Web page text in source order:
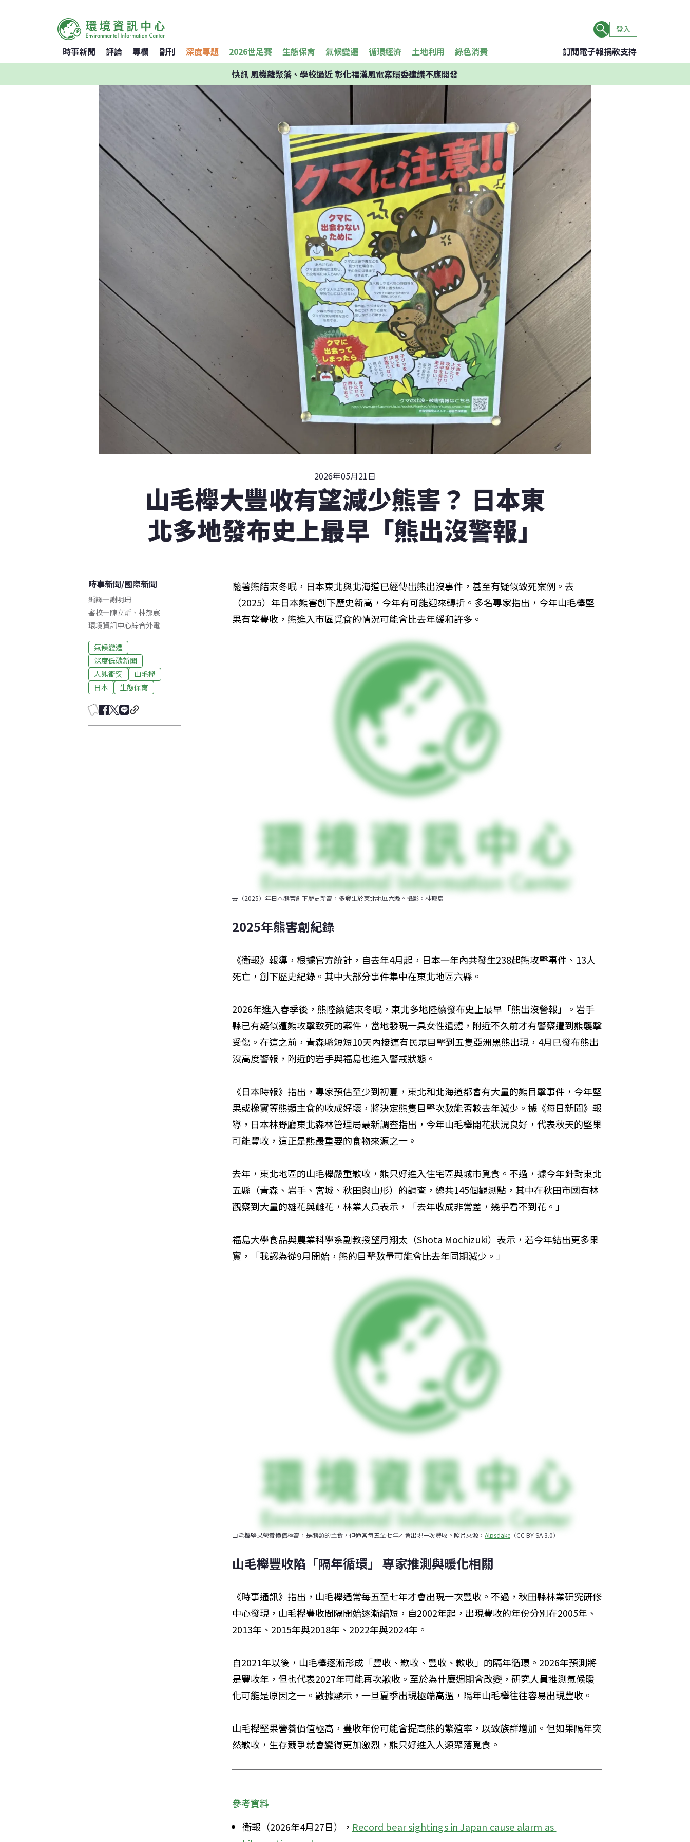
登入
時事新聞 評論 專欄 副刊 深度專題 2026世足賽 生態保育 氣候變遷 循環經濟 土地利用 綠色消費 訂閱電子報捐款支持
快訊風機離聚落、學校過近 彰化福漢風電案環委建議不應開發
2026年05月21日
山毛櫸大豐收有望減少熊害？ 日本東
北多地發布史上最早「熊出沒警報」
時事新聞/國際新聞
編譯—謝明珊
審校—陳立炘 、 林郁宸
環境資訊中心綜合外電
氣候變遷
深度低碳新聞
人熊衝突
山毛櫸
日本
生態保育
隨著熊結束冬眠，日本東北與北海道已經傳出熊出沒事件，甚至有疑似致死案例。去
（2025）年日本熊害創下歷史新高，今年有可能迎來轉折。多名專家指出，今年山毛櫸堅
果有望豐收，熊進入市區覓食的情況可能會比去年緩和許多。
去（2025）年日本熊害創下歷史新高，多發生於東北地區六縣。攝影：林郁宸
2025年熊害創紀錄
《衛報》報導，根據官方統計，自去年4月起，日本一年內共發生238起熊攻擊事件、13人
死亡，創下歷史紀錄。其中大部分事件集中在東北地區六縣。
2026年進入春季後，熊陸續結束冬眠，東北多地陸續發布史上最早「熊出沒警報」。岩手
縣已有疑似遭熊攻擊致死的案件，當地發現一具女性遺體，附近不久前才有警察遭到熊襲擊
受傷。在這之前，青森縣短短10天內接連有民眾目擊到五隻亞洲黑熊出現，4月已發布熊出
沒高度警報，附近的岩手與福島也進入警戒狀態。
《日本時報》指出，專家預估至少到初夏，東北和北海道都會有大量的熊目擊事件，今年堅
果或橡實等熊類主食的收成好壞，將決定熊隻目擊次數能否較去年減少。據《每日新聞》報
導，日本林野廳東北森林管理局最新調查指出，今年山毛櫸開花狀況良好，代表秋天的堅果
可能豐收，這正是熊最重要的食物來源之一。
去年，東北地區的山毛櫸嚴重歉收，熊只好進入住宅區與城市覓食。不過，據今年針對東北
五縣（青森、岩手、宮城、秋田與山形）的調查，總共145個觀測點，其中在秋田市國有林
觀察到大量的雄花與雌花，林業人員表示，「去年收成非常差，幾乎看不到花。」
福島大學食品與農業科學系副教授望月翔太（Shota Mochizuki）表示，若今年結出更多果
實，「我認為從9月開始，熊的目擊數量可能會比去年同期減少。」
山毛櫸堅果營養價值極高，是熊類的主食，但通常每五至七年才會出現一次豐收。照片來源： Alpsdake （CC BY-SA 3.0）
山毛櫸豐收陷「隔年循環」 專家推測與暖化相關
《時事通訊》指出，山毛櫸通常每五至七年才會出現一次豐收。不過，秋田縣林業研究研修
中心發現，山毛櫸豐收間隔開始逐漸縮短，自2002年起，出現豐收的年份分別在2005年、
2013年、2015年與2018年、2022年與2024年。
自2021年以後，山毛櫸逐漸形成「豐收、歉收、豐收、歉收」的隔年循環。2026年預測將
是豐收年，但也代表2027年可能再次歉收。至於為什麼週期會改變，研究人員推測氣候暖
化可能是原因之一。數據顯示，一旦夏季出現極端高溫，隔年山毛櫸往往容易出現豐收。
山毛櫸堅果營養價值極高，豐收年份可能會提高熊的繁殖率，以致族群增加。但如果隔年突
然歉收，生存競爭就會變得更加激烈，熊只好進入人類聚落覓食。
參考資料
衛報（2026年4月27日）， Record bear sightings in Japan cause alarm as